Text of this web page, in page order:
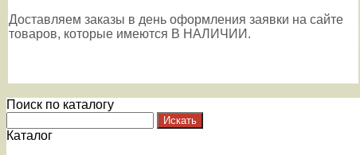
Доставляем заказы в день оформления заявки на сайте
товаров, которые имеются В НАЛИЧИИ.
Поиск по каталогу
Каталог